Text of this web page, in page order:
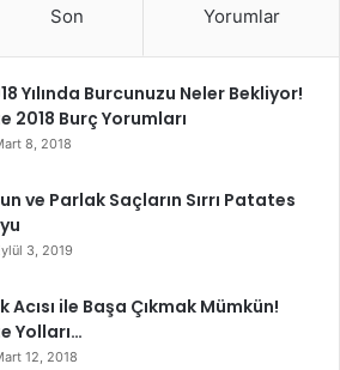
biraz daha canlı dursun diye
tedavi görüyor ve sonrasında bir
kullanmıyor. Hiç kimse
dozunda ve ayarını kaybetmeden
gün kullanmamanız gerekir.
kullanırsanız, sadece hem
çünkü eski saçınızı geri
başlayacaksınız, hem de belki
Bunlar olabilen
Son Yorumlar
Yılında Burcunuzu Neler Bekliyor!
2018 Burç Yorumları
8, 2018
ve Parlak Saçların Sırrı Patates
3, 2019
Acısı ile Başa Çıkmak Mümkün!
Yolları…
12, 2018